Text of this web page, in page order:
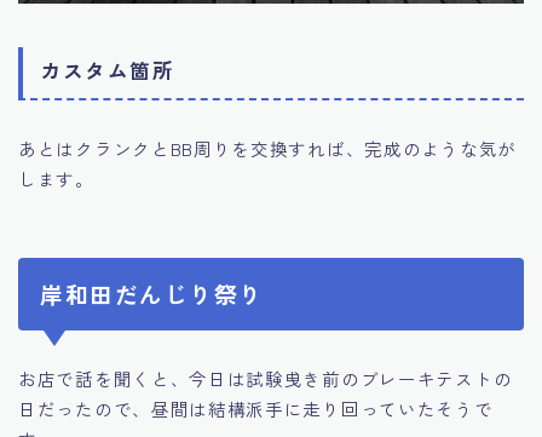
カスタム箇所
あとはクランクとBB周りを交換すれば、完成のような気が
します。
岸和田だんじり祭り
お店で話を聞くと、今日は試験曵き前のブレーキテストの
日だったので、昼間は結構派手に走り回っていたそうで